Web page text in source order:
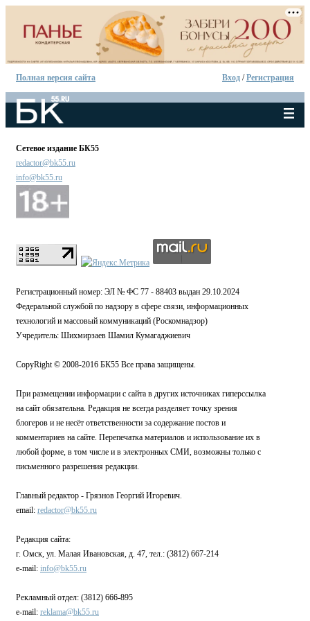
Полная версия сайта Вход /Регистрация
Сетевое издание БК55
redactor@bk55.ru
info@bk55.ru
Регистрационный номер: ЭЛ № ФС 77 - 88403 выдан 29.10.2024
Федеральной службой по надзору в сфере связи, информационных
технологий и массовый коммуникаций (Роскомнадзор)
Учредитель: Шихмирзаев Шамил Кумагаджиевич
CopyRight © 2008-2016 БК55 Все права защищены.
При размещении информации с сайта в других источниках гиперссылка
на сайт обязательна. Редакция не всегда разделяет точку зрения
блогеров и не несёт ответственности за содержание постов и
комментариев на сайте. Перепечатка материалов и использование их в
любой форме, в том числе и в электронных СМИ, возможны только с
письменного разрешения редакции.
Главный редактор - Грязнов Георгий Игоревич.
email: redactor@bk55.ru
Редакция сайта:
г. Омск, ул. Малая Ивановская, д. 47, тел.: (3812) 667-214
e-mail: info@bk55.ru
Рекламный отдел: (3812) 666-895
e-mail: reklama@bk55.ru